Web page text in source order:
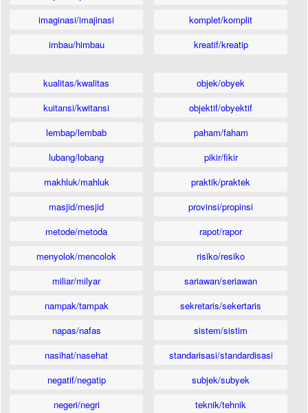
imaginasi/imajinasi
imbau/himbau
komplet/komplit
kreatif/kreatip
kualitas/kwalitas
kuitansi/kwitansi
lembap/lembab
lubang/lobang
makhluk/mahluk
masjid/mesjid
metode/metoda
menyolok/mencolok
miliar/milyar
nampak/tampak
napas/nafas
nasihat/nasehat
negatif/negatip
negeri/negri
objek/obyek
objektif/obyektif
paham/faham
pikir/fikir
praktik/praktek
provinsi/propinsi
rapot/rapor
risiko/resiko
sariawan/seriawan
sekretaris/sekertaris
sistem/sistim
standarisasi/standardisasi
subjek/subyek
teknik/tehnik